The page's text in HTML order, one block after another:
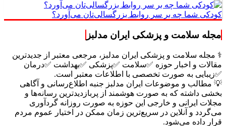
کودکی شما چه بر سر روابط بزرگسالی‌تان می‌آورد؟
مجله سلامت و پزشکی ایران مدلبز
⚕️ مجله سلامت و پزشکی ایران مدلبز، مرجعی معتبر از جدیدترین
مقالات و اخبار حوزه ✅سلامت ✅پزشکی ✅بهداشت ✅درمان
✅زیبایی به صورت تخصصی با اطلاعات معتبر است.
💡 مطالب و موضوعات ایران مدلبز جنبه اطلاع‌رسانی و آگاهی
بخشی داشته که به صورت هوشمند از پربازدیدترین رسانه‌ها و
مجلات ایرانی و خارجی این حوزه به صورت روزانه گردآوری
می‌گردد و آنلاین در سریع‌ترین زمان ممکن در اختیار عموم مردم
قرار داده می‌شود.